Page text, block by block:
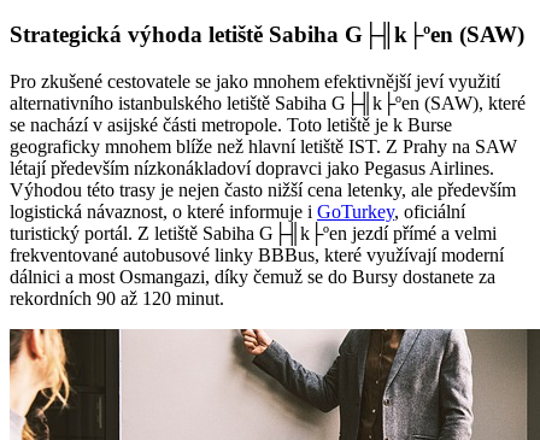
Strategická výhoda letiště Sabiha G├╢k├ºen (SAW)
Pro zkušené cestovatele se jako mnohem efektivnější jeví využití
alternativního istanbulského letiště Sabiha G├╢k├ºen (SAW), které
se nachází v asijské části metropole. Toto letiště je k Burse
geograficky mnohem blíže než hlavní letiště IST. Z Prahy na SAW
létají především nízkonákladoví dopravci jako Pegasus Airlines.
Výhodou této trasy je nejen často nižší cena letenky, ale především
logistická návaznost, o které informuje i GoTurkey, oficiální
turistický portál. Z letiště Sabiha G├╢k├ºen jezdí přímé a velmi
frekventované autobusové linky BBBus, které využívají moderní
dálnici a most Osmangazi, díky čemuž se do Bursy dostanete za
rekordních 90 až 120 minut.